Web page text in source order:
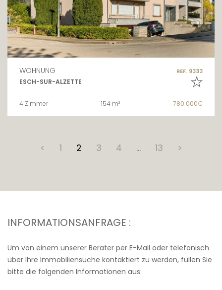
WOHNUNG REF. 9333
ESCH-SUR-ALZETTE
4 Zimmer 154 m² 780 000€
< 1 2 3 4 … 13 >
INFORMATIONSANFRAGE :
Um von einem unserer Berater per E-Mail oder telefonisch
über Ihre Immobiliensuche kontaktiert zu werden, füllen Sie
bitte die folgenden Informationen aus: